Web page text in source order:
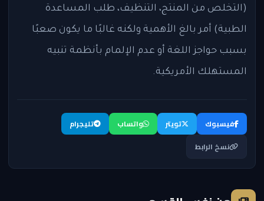
(التخلص من المنتج، التنظيف، طلب المساعدة
الطبية) أمر بالغ الأهمية ولكنه غالبًا ما يكون صعبًا
بسبب حواجز اللغة أو عدم الإلمام بأنظمة تنبيه
المستهلك الأمريكية.
فيسبوك تويتر واتساب
تليجرام
نسخ الرابط